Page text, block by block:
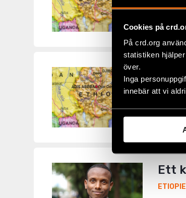
Cookies på
På crd.org
statistiken
över.
Inga
innebär att vi
Civil
Ett